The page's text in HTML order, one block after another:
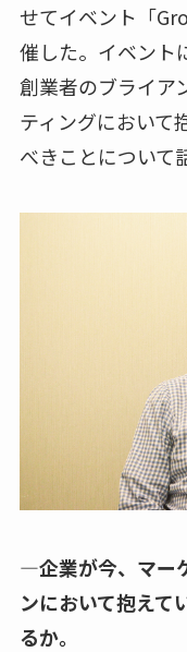
せてイベント「
催した。イベント
創業者のブライア
ティングにおいて
べきことについて
—企業が今、マー
ンにおいて抱えて
るか。